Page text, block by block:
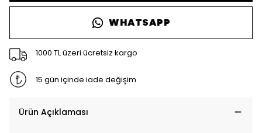
WHATSAPP
1000 TL üzeri ücretsiz kargo
15 gün içinde iade değişim
Ürün Açıklaması